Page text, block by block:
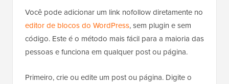
Você pode adicionar um link nofollow diretamente no
editor de blocos do WordPress, sem plugin e sem
código. Este é o método mais fácil para a maioria das
pessoas e funciona em qualquer post ou página.
Primeiro, crie ou edite um post ou página. Digite o